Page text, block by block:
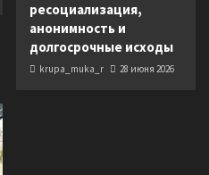
ресоциализация,
анонимность и
долгосрочные исходы
krupa_muka_r 28 июня 2026